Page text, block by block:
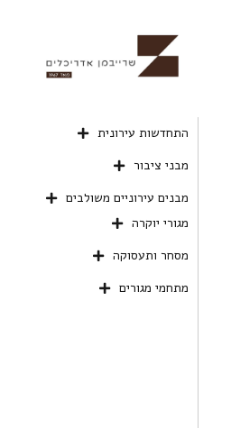
התחדשות עירונית
מבני ציבור
מבנים עירוניים משולבים
מגורי יוקרה
מסחר ותעסוקה
מתחמי מגורים